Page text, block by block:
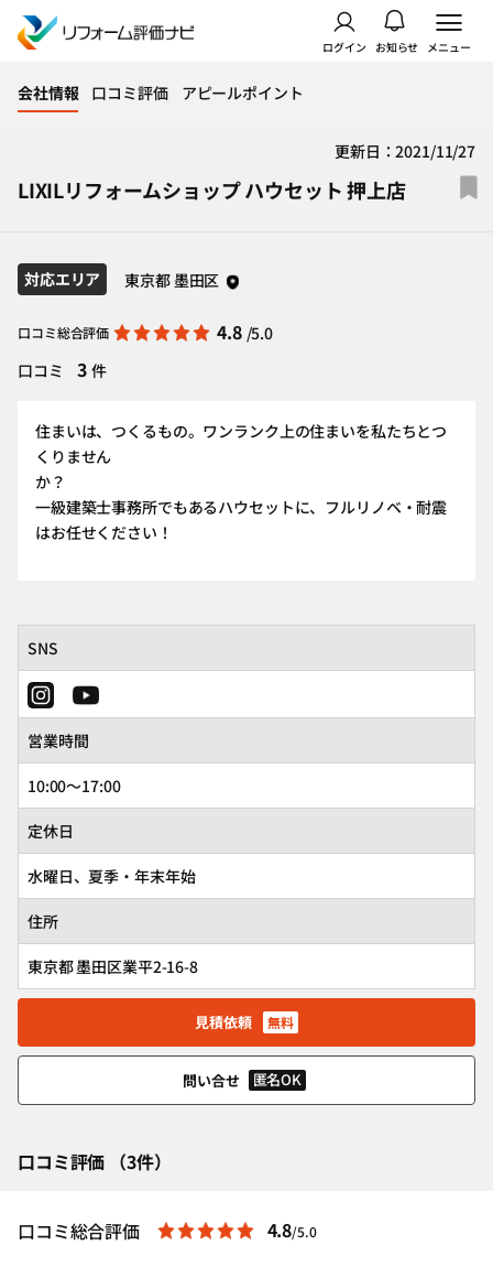
ログイン お知らせ メニュー
会社情報 口コミ評価 アピールポイント
更新日：2021/11/27
LIXILリフォームショップ ハウセット 押上店
対応エリア 東京都 墨田区
口コミ総合評価 4.8 /5.0
口コミ
3 件
住まいは、つくるもの。ワンランク上の住まいを私たちとつ
くりません
か？
一級建築士事務所でもあるハウセットに、フルリノベ・耐震
はお任せください！
SNS
営業時間
10:00～17:00
定休日
水曜日、夏季・年末年始
住所
東京都 墨田区業平2-16-8
見積依頼 無料
問い合せ 匿名OK
口コミ評価 （3件）
口コミ総合評価 4.8/5.0